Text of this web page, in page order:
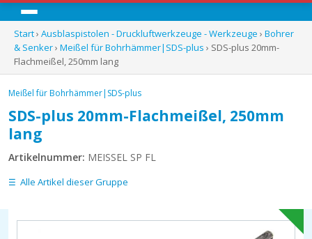
Menü
Start› Ausblaspistolen - Druckluftwerkzeuge - Werkzeuge › Bohrer
& Senker› Meißel für Bohrhämmer|SDS-plus › SDS-plus 20mm-
Flachmeißel, 250mm lang
Meißel für Bohrhämmer|SDS-plus
SDS-plus 20mm-Flachmeißel, 250mm
lang
Artikelnummer: MEISSEL SP FL
Alle Artikel dieser Gruppe